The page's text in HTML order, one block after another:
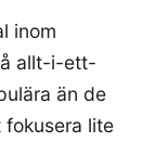
inom
allt-i-ett-
än de
fokusera lite